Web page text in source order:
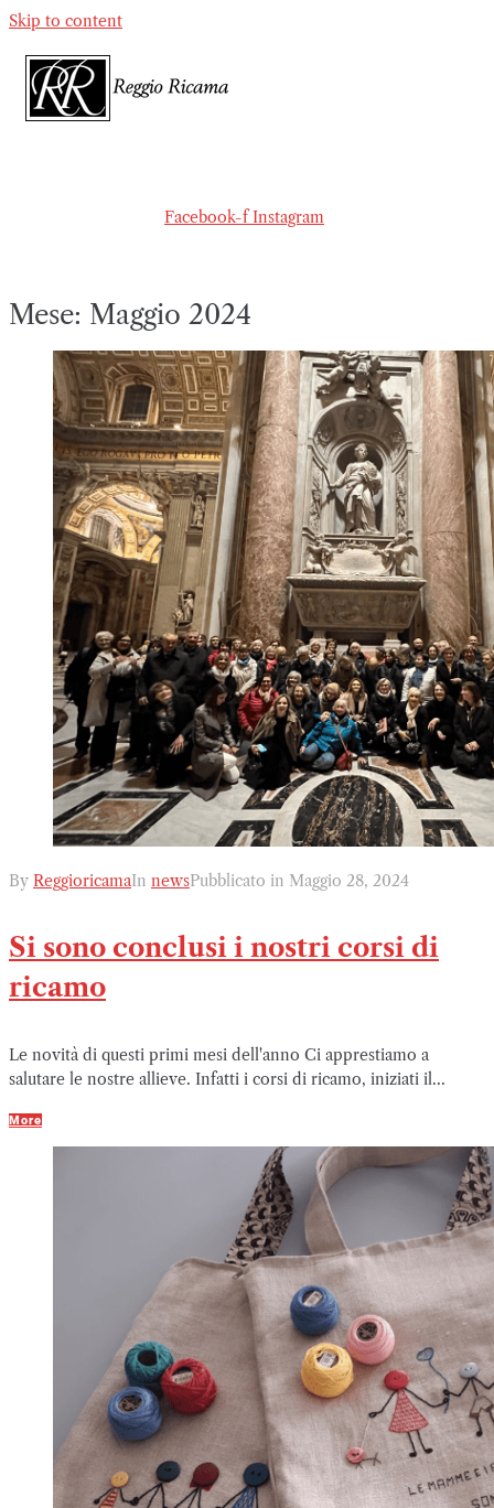
Skip to content
Facebook-f Instagram
Mese: Maggio 2024
By ReggioricamaIn newsPubblicato in Maggio 28, 2024
Si sono conclusi i nostri corsi di
ricamo
Le novità di questi primi mesi dell'anno Ci apprestiamo a
salutare le nostre allieve. Infatti i corsi di ricamo, iniziati il...
More